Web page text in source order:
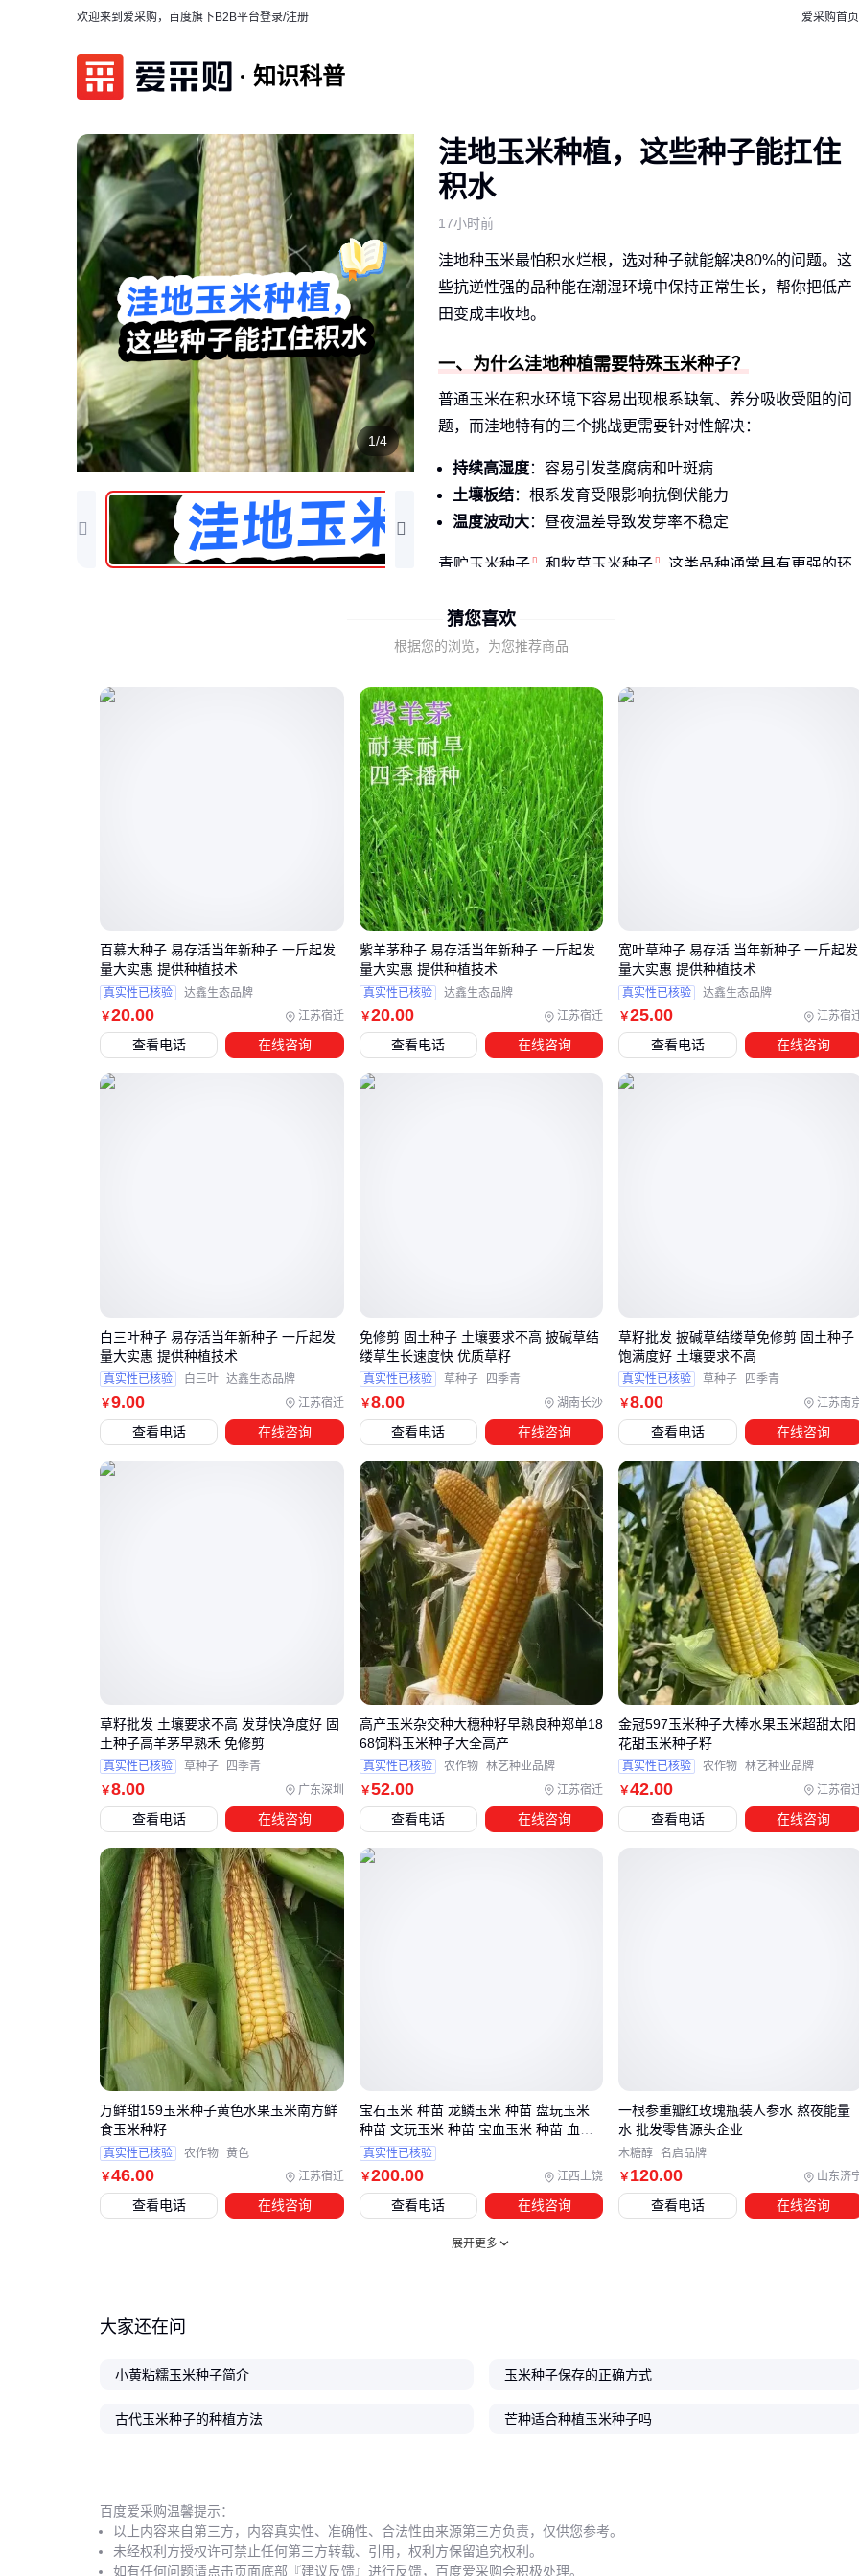
欢迎来到爱采购，百度旗下B2B平台登录/注册 爱采购首页
知识科普
1/4
洼地玉米种植，这些种子能扛住
积水
17小时前
洼地种玉米最怕积水烂根，选对种子就能解决80%的问题。这
些抗逆性强的品种能在潮湿环境中保持正常生长，帮你把低产
田变成丰收地。
一、为什么洼地种植需要特殊玉米种子？
普通玉米在积水环境下容易出现根系缺氧、养分吸收受阻的问
题，而洼地特有的三个挑战更需要针对性解决：
持续高湿度：容易引发茎腐病和叶斑病
土壤板结：根系发育受限影响抗倒伏能力
温度波动大：昼夜温差导致发芽率不稳定
青贮玉米种子 和牧草玉米种子
这类品种通常具有更强的环
要注意，不同抗性特征的组合才是洼地种植成功的关键。
理想的洼地品种应该像"水陆两栖车"一样兼顾多重特性。根据
实际种植反馈，这些指标最重要：
耐涝性：根系在浸水72小时后仍能保持活力
早熟性：缩短生育期避开雨季高峰
抗病性：对镰刀菌等湿土病害有天然抵抗力
这类品种的叶片通常较厚，角质层发育好，就像自带"防水涂
层"。例如某些抗旱玉米种子
适应间歇性积水环境。
三、哪些玉米种子最适合洼地种植？
根据土壤积水程度，可以分梯度选择：
短期积水地块（3天内退水）
选择分蘖能力强的品种，如
四、洼地玉米种植还需要哪些设备支持？
除了种子本身，这些配套能显著提升成功率：
排水管理 ：灌溉设备
要能双向调节，旱季补水雨季排涝
病害预防：备好针对镰刀菌的农药 ，雨后立即喷洒
特别提醒：洼地播种前建议做垄栽培，普通播种机
需要加装
起垄部件。有条件的可以配置土壤墒情监测仪，实时掌握根系
层水分状况。
五、洼地种植玉米容易被忽视的关键点
实际操作中这些经验能少走弯路：
播种前用温水浸种6小时，激活种子耐涝基因表达
出苗后20天内控制浇水，促进根系下扎
抽雄期保持田间有浅水层，此时最怕干旱
玉米脱粒机 收获，重型机械容易陷车
最关键的还是观察叶片颜色变化——当出现紫红色条纹时，说
猜您喜欢
根据您的浏览，为您推荐商品
￥20.00 江苏宿迁
百慕大种子 易存活当年新种子 一斤起发
量大实惠 提供种植技术
真实性已核验 达鑫生态品牌
查看电话 在线咨询
￥20.00 江苏宿迁
紫羊茅种子 易存活当年新种子 一斤起发
量大实惠 提供种植技术
真实性已核验 达鑫生态品牌
查看电话 在线咨询
￥25.00 江苏宿
宽叶草种子 易存活 当年新种子 一斤起发
量大实惠 提供种植技术
真实性已核验 达鑫生态品牌
查看电话 在线咨询
￥9.00 江苏宿迁
白三叶种子 易存活当年新种子 一斤起发
量大实惠 提供种植技术
真实性已核验 白三叶 达鑫生态品牌
查看电话 在线咨询
￥8.00 湖南长沙
免修剪 固土种子 土壤要求不高 披碱草结
缕草生长速度快 优质草籽
真实性已核验 草种子 四季青
查看电话 在线咨询
￥8.00 江苏南
草籽批发 披碱草结缕草免修剪 固土种子
饱满度好 土壤要求不高
真实性已核验 草种子 四季青
查看电话 在线咨询
￥8.00 广东深圳
草籽批发 土壤要求不高 发芽快净度好 固
土种子高羊茅早熟禾 免修剪
真实性已核验 草种子 四季青
查看电话 在线咨询
￥52.00 江苏宿迁
高产玉米杂交种大穗种籽早熟良种郑单18
68饲料玉米种子大全高产
真实性已核验 农作物 林艺种业品牌
查看电话 在线咨询
￥42.00 江苏宿
金冠597玉米种子大棒水果玉米超甜太阳
花甜玉米种子籽
真实性已核验 农作物 林艺种业品牌
查看电话 在线咨询
￥46.00 江苏宿迁
万鲜甜159玉米种子黄色水果玉米南方鲜
食玉米种籽
真实性已核验 农作物 黄色
查看电话 在线咨询
￥200.00 江西上饶
宝石玉米 种苗 龙鳞玉米 种苗 盘玩玉米
种苗 文玩玉米 种苗 宝血玉米 种苗 血丝
玉米 种苗 种子批发
真实性已核验
查看电话 在线咨询
￥ 120.00 山东济
一根参重瓣红玫瑰瓶装人参水 熬夜能量
水 批发零售源头企业
木糖醇 名启品牌
查看电话 在线咨询
展开更多
大家还在问
小黄粘糯玉米种子简介 玉米种子保存的正确方式
古代玉米种子的种植方法 芒种适合种植玉米种子吗
百度爱采购温馨提示：
以上内容来自第三方，内容真实性、准确性、合法性由来源第三方负责，仅供您参考。
未经权利方授权许可禁止任何第三方转载、引用，权利方保留追究权利。
如有任何问题请点击页面底部『建议反馈』进行反馈，百度爱采购会积极处理。